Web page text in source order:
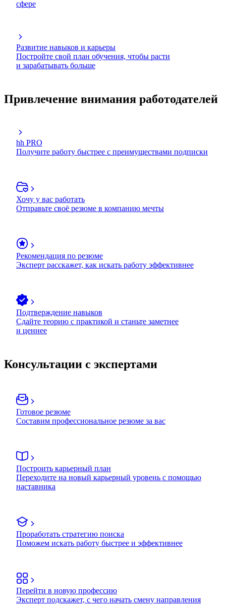
сфере
Развитие навыков и карьеры
Постройте свой план обучения, чтобы расти
и зарабатывать больше
Привлечение внимания работодателей
hh PRO
Получите работу быстрее с преимуществами подписки
Хочу у вас работать
Отправьте своё резюме в компанию мечты
Рекомендация по резюме
Эксперт расскажет, как искать работу эффективнее
Подтверждение навыков
Сдайте теорию с практикой и станьте заметнее
и ценнее
Консультации с экспертами
Готовое резюме
Составим профессиональное резюме за вас
Построить карьерный план
Переходите на новый карьерный уровень с помощью
наставника
Проработать стратегию поиска
Поможем искать работу быстрее и эффективнее
Перейти в новую профессию
Эксперт подскажет, с чего начать смену направления